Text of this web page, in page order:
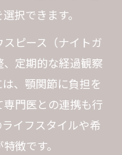
択できます。
ピース（ナイトガ
定期的な経過観察
、顎関節に負担を
門医との連携も行
イフスタイルや希
徴です。